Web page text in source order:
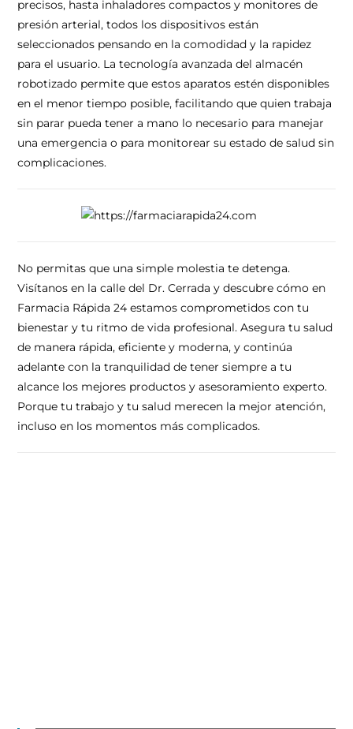
precisos, hasta inhaladores compactos y monitores de
presión arterial, todos los dispositivos están
seleccionados pensando en la comodidad y la rapidez
para el usuario. La tecnología avanzada del almacén
robotizado permite que estos aparatos estén disponibles
en el menor tiempo posible, facilitando que quien trabaja
sin parar pueda tener a mano lo necesario para manejar
una emergencia o para monitorear su estado de salud sin
complicaciones.
No permitas que una simple molestia te detenga.
Visítanos en la calle del Dr. Cerrada y descubre cómo en
Farmacia Rápida 24 estamos comprometidos con tu
bienestar y tu ritmo de vida profesional. Asegura tu salud
de manera rápida, eficiente y moderna, y continúa
adelante con la tranquilidad de tener siempre a tu
alcance los mejores productos y asesoramiento experto.
Porque tu trabajo y tu salud merecen la mejor atención,
incluso en los momentos más complicados.